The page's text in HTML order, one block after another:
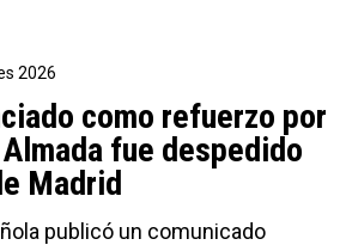
2026
como refuerzo por
fue despedido
Madrid
publicó un comunicado